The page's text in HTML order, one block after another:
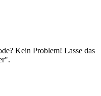
Kein Problem! Lasse das